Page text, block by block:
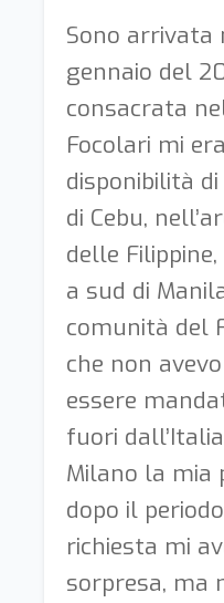
Sono arrivata
gennaio del
consacrata
Focolari mi
disponibilità
di Cebu,
delle Filippine,
a sud di
comunità del
che non
essere
fuori
Milano la mia
dopo il
richiesta mi
sorpresa, ma